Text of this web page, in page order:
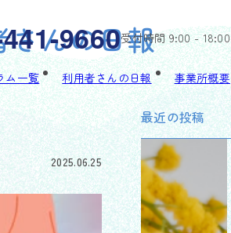
9660受付時間 9:00 - 18:00
ム一覧 利用者さんの日報 事業所概要
さんの日報
2025.06.25
最近の投稿